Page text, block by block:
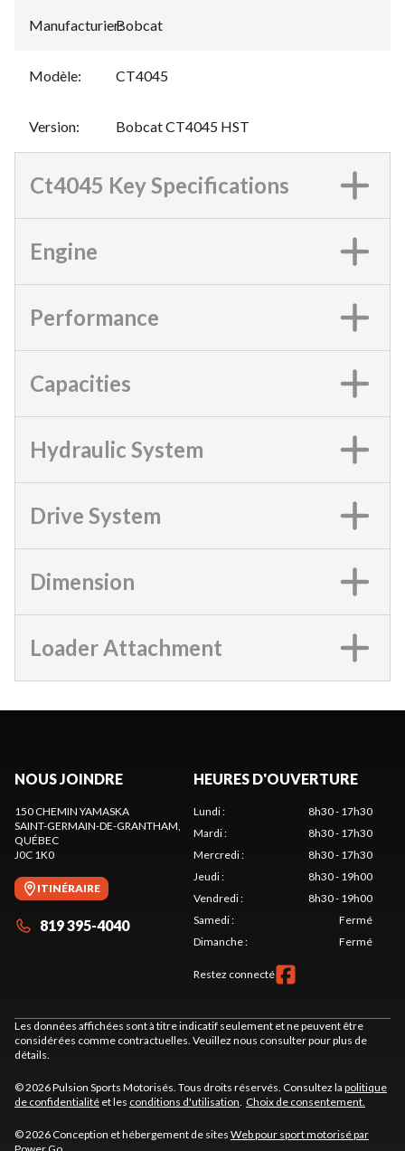
Manufacturier:
Bobcat
Modèle: CT4045
Version: Bobcat CT4045 HST
Ct4045 Key Specifications
Engine
Performance
Capacities
Hydraulic System
Drive System
Dimension
Loader Attachment
NOUS JOINDRE
150 CHEMIN YAMASKA
SAINT-GERMAIN-DE-GRANTHAM
QUÉBEC
J0C 1K0
ITINÉRAIRE
819 395-4040
HEURES D'OUVERTURE
Lundi:
8h30 - 17h30
Mardi:
8h30 - 17h30
Mercredi:
8h30 - 17h30
Jeudi:
8h30 - 19h00
Vendredi:
8h30 - 19h00
Samedi:
Fermé
Dimanche: Fermé
Restez connecté
Les données affichées sont à titre indicatif seulement et ne peuvent être
considérées comme contractuelles. Veuillez nous consulter pour plus de
détails.
© 2026 Pulsion Sports Motorisés. Tous droits réservés. Consultez la politique
de confidentialité et les conditions d'utilisation Choix de consentement.
© 2026 Conception et hébergement de sites Web pour sport motorisé par